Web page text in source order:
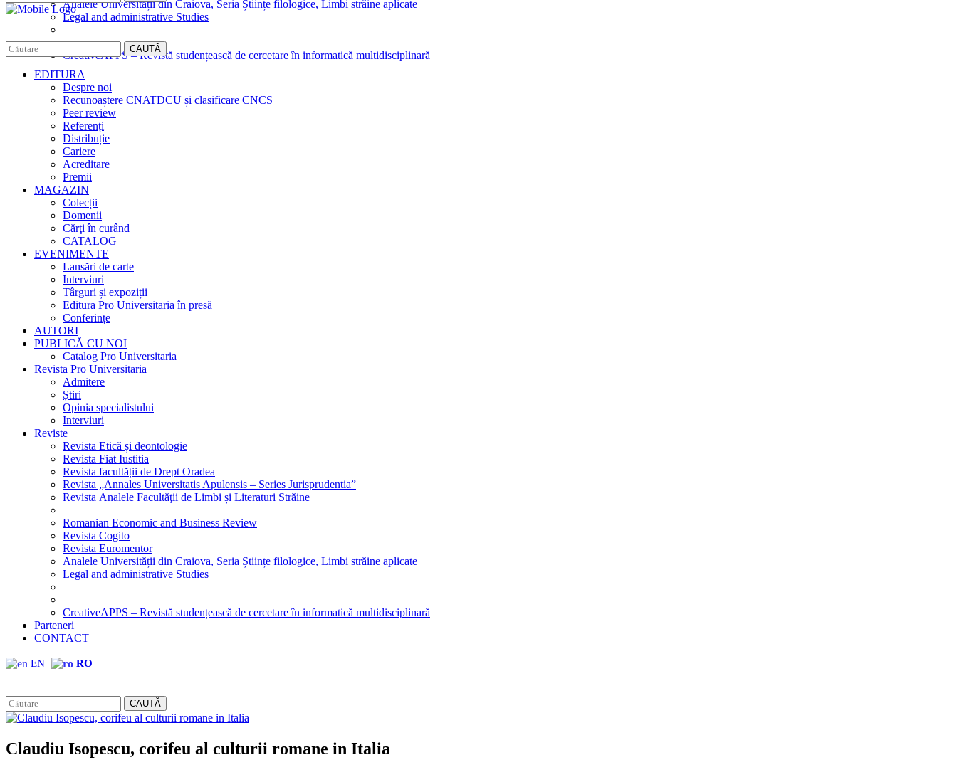
Analele Universității din Craiova, Seria Științe filologice, Limbi străine aplicate
Legal and administrative Studies
CreativeAPPS – Revistă studențească de cercetare în informatică multidisciplinară
CAUTĂ
EDITURA
Despre noi
Recunoaștere CNATDCU și clasificare CNCS
Peer review
Referenți
Distribuție
Cariere
Acreditare
Premii
MAGAZIN
Colecții
Domenii
Cărţi în curând
CATALOG
EVENIMENTE
Lansări de carte
Interviuri
Târguri și expoziții
Editura Pro Universitaria în presă
Conferințe
AUTORI
PUBLICĂ CU NOI
Catalog Pro Universitaria
Revista Pro Universitaria
Admitere
Știri
Opinia specialistului
Interviuri
Reviste
Revista Etică și deontologie
Revista Fiat Iustitia
Revista facultății de Drept Oradea
Revista „Annales Universitatis Apulensis – Series Jurisprudentia”
Revista Analele Facultăţii de Limbi și Literaturi Străine
Romanian Economic and Business Review
Revista Cogito
Revista Euromentor
Analele Universității din Craiova, Seria Științe filologice, Limbi străine aplicate
Legal and administrative Studies
CreativeAPPS – Revistă studențească de cercetare în informatică multidisciplinară
Parteneri
CONTACT
EN RO
CAUTĂ
Claudiu Isopescu, corifeu al culturii romane in Italia